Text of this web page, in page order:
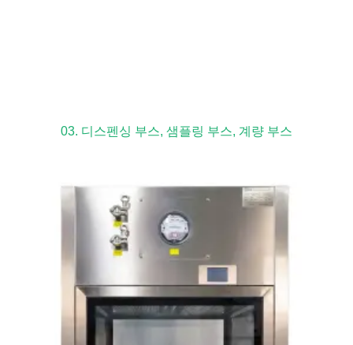
03. 디스펜싱 부스, 샘플링 부스, 계량 부스